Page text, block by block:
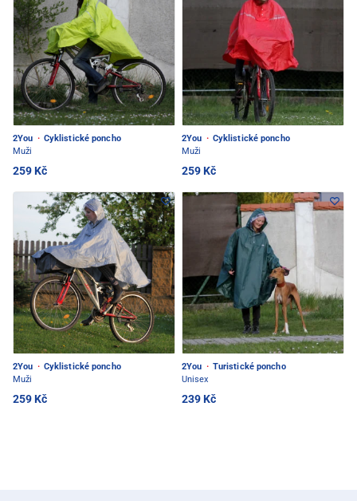
2You · Cyklistické poncho
Muži
259 Kč
2You · Cyklistické poncho
Muži
259 Kč
2You · Cyklistické poncho
Muži
259 Kč
2You · Turistické poncho
Unisex
239 Kč